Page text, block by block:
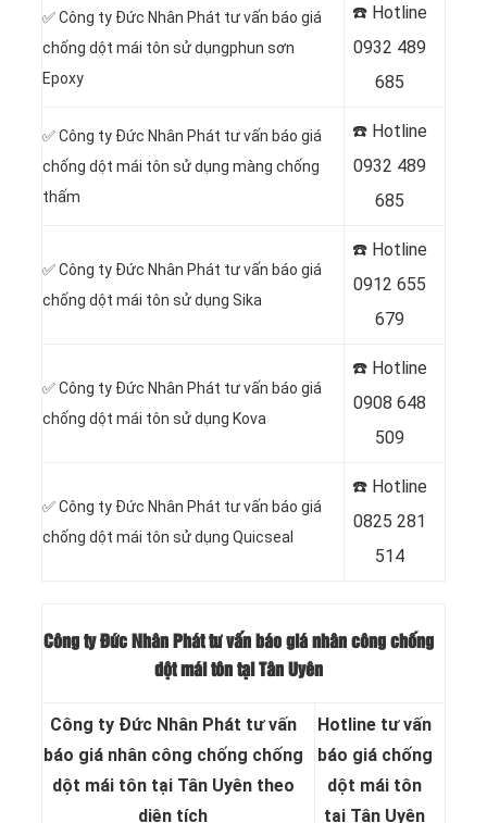
✅Công ty Đức Nhân Phát tư vấn báo giá
chống dột mái tôn sử dụngphun sơn
Epoxy
☎️ Hotline
0932 489
685
✅Công ty Đức Nhân Phát tư vấn báo giá
chống dột mái tôn sử dụng màng chống
thấm
☎️ Hotline
0932 489
685
✅Công ty Đức Nhân Phát tư vấn báo giá
chống dột mái tôn sử dụng Sika
☎️ Hotline
0912 655
679
✅Công ty Đức Nhân Phát tư vấn báo giá
chống dột mái tôn sử dụng Kova
☎️ Hotline
0908 648
509
✅Công ty Đức Nhân Phát tư vấn báo giá
chống dột mái tôn sử dụng Quicseal
☎️ Hotline
0825 281
514
Công ty Đức Nhân Phát tư vấn báo giá nhân công chống
dột mái tôn tại Tân Uyên
Công ty Đức Nhân Phát tư vấn
báo giá nhân công chống chống
dột mái tôn tại Tân Uyên theo
diện tích
Hotline tư vấn
báo giá chống
dột mái tôn
tại Tân Uyên